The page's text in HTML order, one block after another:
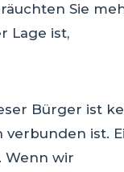
Sie
Lage ist,
Bürger ist
verbunden ist.
Wenn wir